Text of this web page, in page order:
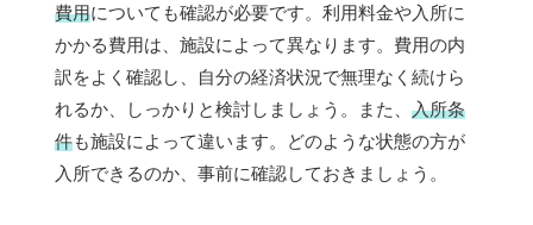
費用についても確認が必要です。利用料金や入所に
かかる費用は、施設によって異なります。費用の内
訳をよく確認し、自分の経済状況で無理なく続けら
れるか、しっかりと検討しましょう。また、 入所条
件も施設によって違います。どのような状態の方が
入所できるのか、事前に確認しておきましょう。